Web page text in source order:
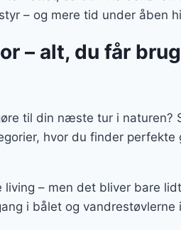
– og mere tid under åben
– alt, du får
til din næste tur i naturen?
hvor du finder
living – men det bliver bare
i bålet og vandrestøvlerne